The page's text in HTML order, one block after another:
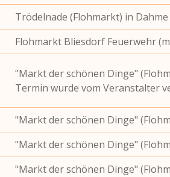
Trödelnade (Flohmarkt) in
Flohmarkt Bliesdorf Feuerwehr
"Markt der schönen Dinge"
Termin wurde vom Veranstalter
"Markt der schönen Dinge"
"Markt der schönen Dinge"
"Markt der schönen Dinge"